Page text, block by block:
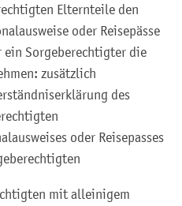
Elternteile den
oder Reisepässe
Sorgeberechtigter die
zusätzlich
des
oder Reisepasses
mit alleinigem